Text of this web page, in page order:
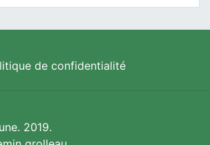
de confidentialité
2019.